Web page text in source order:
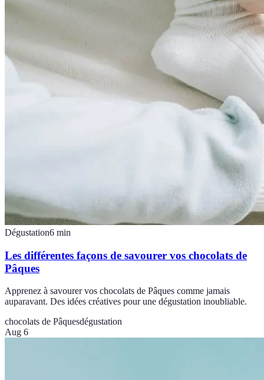
Dégustation6 min
Les différentes façons de savourer vos chocolats de
Pâques
Apprenez à savourer vos chocolats de Pâques comme jamais
auparavant. Des idées créatives pour une dégustation inoubliable.
chocolats de Pâquesdégustation
Aug 6